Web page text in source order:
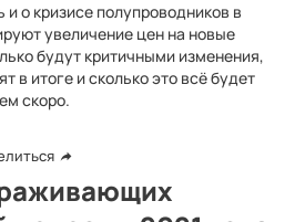
о кризисе полупроводников в
увеличение цен на новые
будут критичными изменения,
в итоге и сколько это всё будет
скоро.